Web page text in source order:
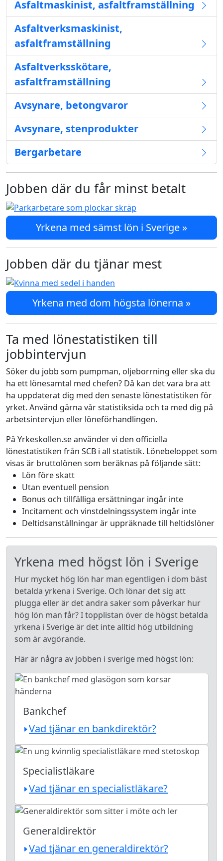
Asfaltmaskinist, asfaltframställning
Asfaltverksmaskinist,
asfaltframställning
Asfaltverksskötare,
asfaltframställning
Avsynare, betongvaror
Avsynare, stenprodukter
Bergarbetare
Jobben där du får minst betalt
Yrkena med sämst lön i Sverige »
Jobben där du tjänar mest
Yrkena med dom högsta lönerna »
Ta med lönestatistiken till
jobbintervjun
Söker du jobb som pumpman, oljeborrning eller ska du
ha ett lönesamtal med chefen? Då kan det vara bra att
ha uppdaterat dig med den senaste lönestatistiken för
yrket. Använd gärna vår statistiksida och ta med dig på
arbetsintervjun eller löneförhandlingen.
På Yrkeskollen.se använder vi den officiella
lönestatistiken från SCB i all statistik. Lönebeloppet som
visas är bruttolönen som beräknas på följande sätt:
Lön före skatt
Utan eventuell pension
Bonus och tillfälliga ersättningar ingår inte
Incitament och vinstdelningssystem ingår inte
Deltidsanställningar är uppräknade till heltidslöner
Yrkena med högst lön i Sverige
Hur mycket hög lön har man egentligen i dom bäst
betalda yrkena i Sverige. Och lönar det sig att
plugga eller är det andra saker som påverkar hur
hög lön man får? I topplistan över de högst betalda
yrkena i Sverige är det inte alltid hög utbildning
som är avgörande.
Här är några av jobben i sverige med högst lön:
Bankchef
Vad tjänar en bankdirektör?
Specialistläkare
Vad tjänar en specialistläkare?
Generaldirektör
Vad tjänar en generaldirektör?